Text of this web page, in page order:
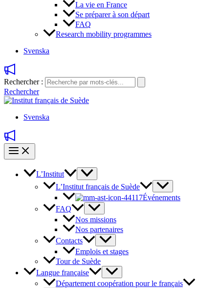
La vie en France
Se préparer à son départ
FAQ
Research mobility programmes
Svenska
Rechercher :
Rechercher
Svenska
L’Institut
L’Institut français de Suède
Événements
FAQ
Nos missions
Nos partenaires
Contacts
Emplois et stages
Tour de Suède
Langue française
Département coopération pour le français